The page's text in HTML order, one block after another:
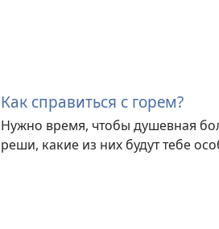
Как справиться с горем?
Нужно время, чтобы душевная
реши, какие из них будут тебе